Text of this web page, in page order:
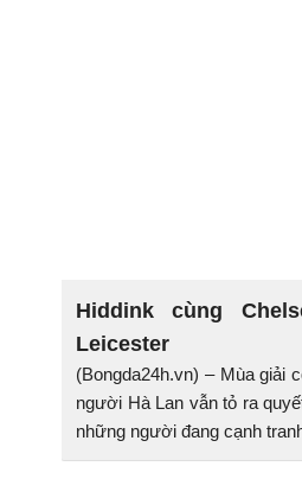
Hiddink cùng
Leicester
(Bongda24h.vn) – Mùa giải
người Hà Lan vẫn tỏ ra
những người đang cạnh